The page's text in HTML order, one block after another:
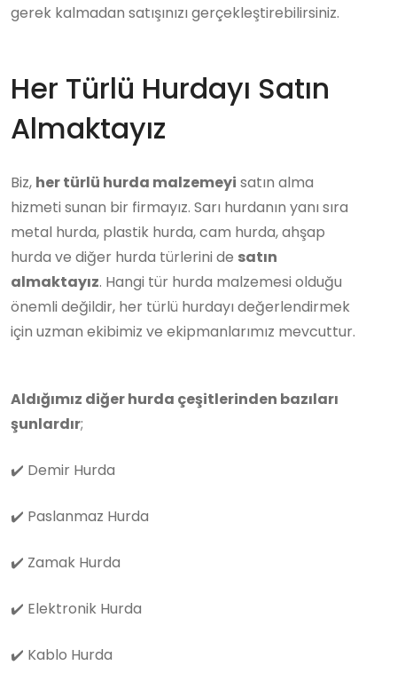
gerek kalmadan satışınızı gerçekleştirebilirsiniz.
Her Türlü Hurdayı Satın
Almaktayız
Biz, her türlü hurda malzemeyi satın alma
hizmeti sunan bir firmayız. Sarı hurdanın yanı sıra
metal hurda, plastik hurda, cam hurda, ahşap
hurda ve diğer hurda türlerini de satın
almaktayız. Hangi tür hurda malzemesi olduğu
önemli değildir, her türlü hurdayı değerlendirmek
için uzman ekibimiz ve ekipmanlarımız mevcuttur.
Aldığımız diğer hurda çeşitlerinden bazıları
şunlardır;
✔️ Demir Hurda
✔️ Paslanmaz Hurda
✔️ Zamak Hurda
✔️ Elektronik Hurda
✔️ Kablo Hurda